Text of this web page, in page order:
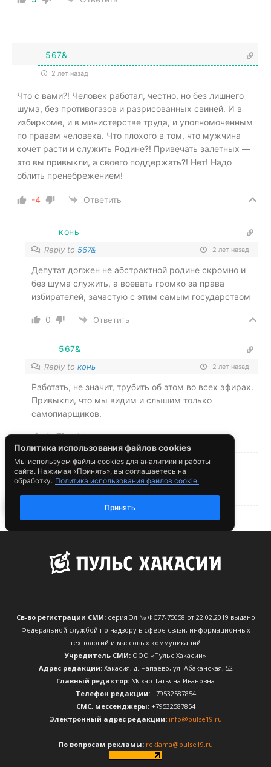
Св-во регистрации СМИ:серия Эл № ФС77-75058 от 22.02.2019 выдано
Федеральной службой по надзору в сфере связи, информационных
технологий и массовых коммуникаций
Учредитель СМИ: ООО «Пульс Хакасии»
Адрес редакции:Хакасия, д. Чапаево, ул. Абаканская, 52
Главный редактор: Мяхар Татьяна Ивановна
Телефон редакции:+79532587854
CМС, мессенджеры:+79532587854
Электронный адрес редакции: info@pulse19.ru
По вопросам рекламы: reklama@pulse19.ru